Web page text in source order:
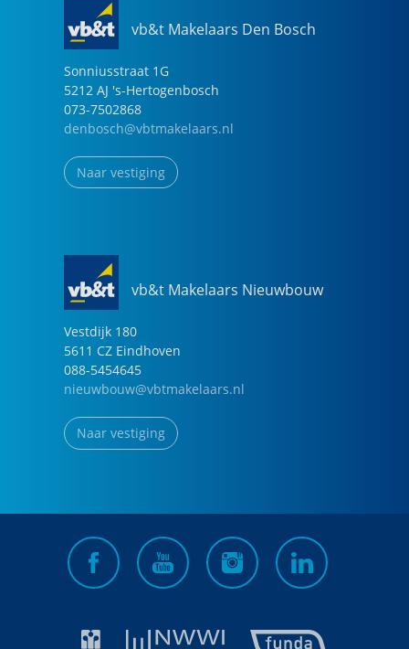
vb&t Makelaars Den Bosch
Sonniusstraat 1G
5212 AJ 's-Hertogenbosch
073-7502868
denbosch@vbtmakelaars.nl
Naar vestiging
vb&t Makelaars Nieuwbouw
Vestdijk 180
5611 CZ Eindhoven
088-5454645
nieuwbouw@vbtmakelaars.nl
Naar vestiging